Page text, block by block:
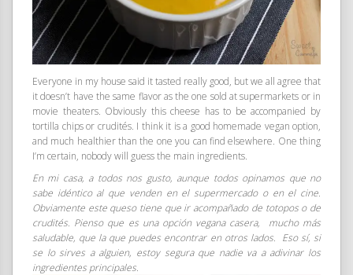
Everyone in my house said it tasted really good, but we all agree that
it doesn’t have the same flavor as the one sold at supermarkets or in
movie theaters. Obviously this cheese has to be accompanied by
tortilla chips or crudités. I think it is a good homemade vegan option,
and much healthier than the one you can find elsewhere. One thing
I’m certain, nobody will guess the main ingredients.
En mi casa, a todos nos gusto, aunque todos opinamos que no
sabe idéntico al que venden en el supermercado o en el cine.
Obviamente este queso tiene que ir acompañado de totopos o de
crudités. Pienso que es una opción vegana casera, mucho más
saludable, que la que puedes encontrar en otros lados. Eso sí, si
se lo sirves a alguien, estoy segura que nadie va a adivinar los
ingredientes principales.